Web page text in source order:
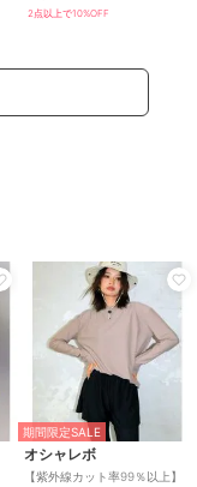
2点以上で10%OFF
期間限定SALE
オシャレボ
【紫外線カット率99％以上】